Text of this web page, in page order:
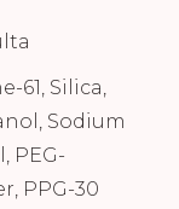
61, Silica,
Sodium
PEG-
PPG-30